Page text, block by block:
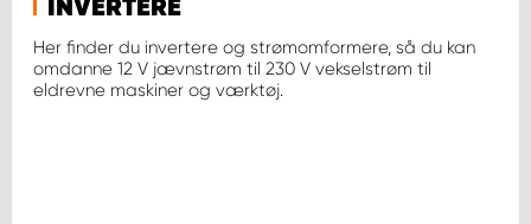
INVERTERE
Her finder du invertere og strømomformere, så du kan
omdanne 12 V jævnstrøm til 230 V vekselstrøm til
eldrevne maskiner og værktøj.